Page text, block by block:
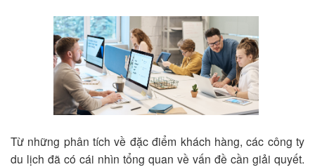
Từ những phân tích về đặc điểm khách hàng, các công ty
du lịch đã có cái nhìn tổng quan về vấn đề cần giải quyết.